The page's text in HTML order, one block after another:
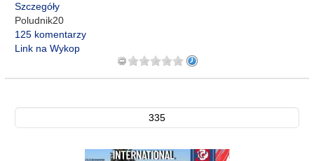
Szczegóły
Poludnik20
125 komentarzy
Link na Wykop
335